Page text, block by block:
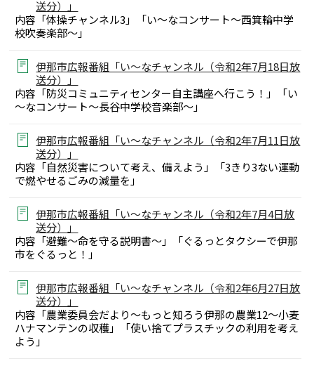
送分）」
内容「体操チャンネル3」「い～なコンサート～西箕輪中学
校吹奏楽部～」
伊那市広報番組「い～なチャンネル（令和2年7月18日放
送分）」
内容「防災コミュニティセンター自主講座へ行こう！」「い
～なコンサート～長谷中学校音楽部～」
伊那市広報番組「い～なチャンネル（令和2年7月11日放
送分）」
内容「自然災害について考え、備えよう」「3きり3ない運動
で燃やせるごみの減量を」
伊那市広報番組「い～なチャンネル（令和2年7月4日放
送分）」
内容「避難～命を守る説明書～」「ぐるっとタクシーで伊那
市をぐるっと！」
伊那市広報番組「い～なチャンネル（令和2年6月27日放
送分）」
内容「農業委員会だより～もっと知ろう伊那の農業12～小麦
ハナマンテンの収穫」「使い捨てプラスチックの利用を考え
よう」